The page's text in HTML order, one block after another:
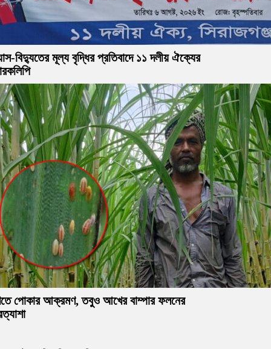
বিদ্যুতের মূল্য বৃদ্ধির প্রতিবাদে ১১ দলীয় ঐক্যের
পোকার আক্রমণ, তবুও আখের বাম্পার ফলনের